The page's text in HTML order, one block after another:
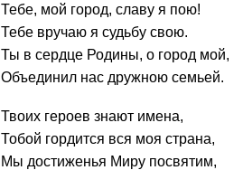
Тебе, мой город, славу я пою!
Тебе вручаю я судьбу свою.
Ты в сердце Родины, о город мой,
Объединил нас дружною семьей.
Твоих героев знают имена,
Тобой гордится вся моя страна,
Мы достиженья Миру посвятим,